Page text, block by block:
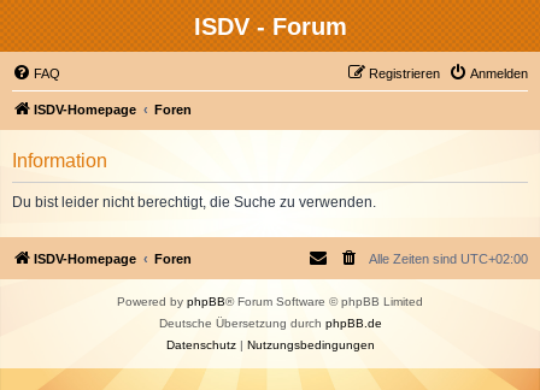
ISDV - Forum
FAQ Anmelden
Registrieren
ISDV-Homepage Foren
Information
Du bist leider nicht berechtigt, die Suche zu verwenden.
ISDV-Homepage Foren Alle Zeiten sind UTC+02:00
Powered by phpBB® Forum Software © phpBB Limited
Deutsche Übersetzung durch phpBB.de
Datenschutz| Nutzungsbedingungen